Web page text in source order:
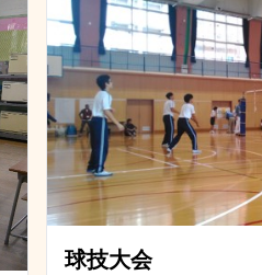
球技大会